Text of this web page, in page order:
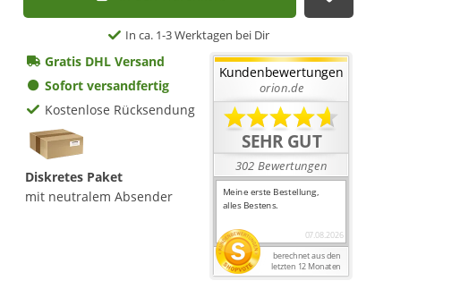
Auf die
In ca. 1-3 Werktagen bei Dir
Gratis DHL Versand
Sofort versandfertig
Kostenlose Rücksendung
Diskretes Paket
mit neutralem Absender